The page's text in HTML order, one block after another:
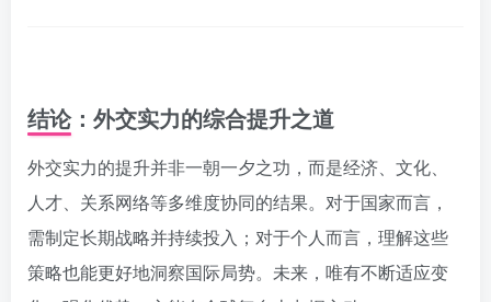
结论：外交实力的综合提升之道
外交实力的提升并非一朝一夕之功，而是经济、文化、
人才、关系网络等多维度协同的结果。对于国家而言，
需制定长期战略并持续投入；对于个人而言，理解这些
策略也能更好地洞察国际局势。未来，唯有不断适应变